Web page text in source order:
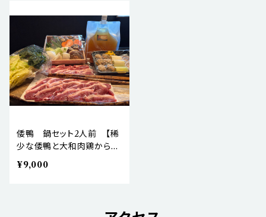
倭鴨 鍋セット2人前 【稀
少な倭鴨と大和肉鶏からと
ったお出汁の贅沢な鴨鍋セ
ットです】
¥9,000